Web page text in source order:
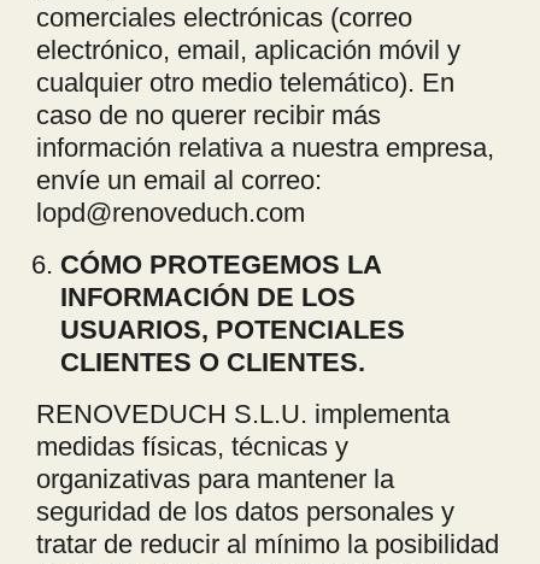
comerciales electrónicas (correo
electrónico, email, aplicación móvil y
cualquier otro medio telemático). En
caso de no querer recibir más
información relativa a nuestra empresa,
envíe un email al correo:
lopd@renoveduch.com
CÓMO PROTEGEMOS LA
INFORMACIÓN DE LOS
USUARIOS, POTENCIALES
CLIENTES O CLIENTES.
RENOVEDUCH S.L.U. implementa
medidas físicas, técnicas y
organizativas para mantener la
seguridad de los datos personales y
tratar de reducir al mínimo la posibilidad